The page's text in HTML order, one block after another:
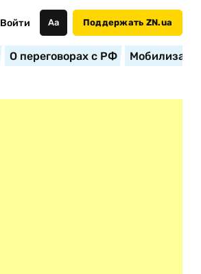
Войти Аа Поддержать ZN.ua
О переговорах с РФ